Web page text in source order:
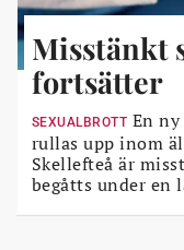
Misstänkt
fortsätter
SEXUALBROTT En
rullas upp inom
Skellefteå är
begåtts under en